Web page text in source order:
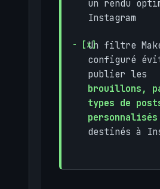
un rendu
Instagram
Un filtre
configuré
publier les
brouillons,
types de
personnalisés
destinés à